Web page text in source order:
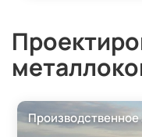
Производственное